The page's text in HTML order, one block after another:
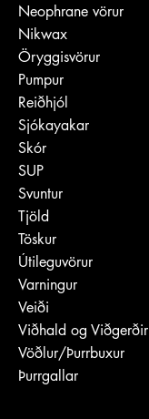
Neophrane vörur
Nikwax
Öryggisvörur
Pumpur
Reiðhjól
Sjókayakar
Skór
SUP
Svuntur
Tjöld
Töskur
Útileguvörur
Varningur
Veiði
Viðhald og Viðgerðir
Vöðlur/Þurrbuxur
Þurrgallar